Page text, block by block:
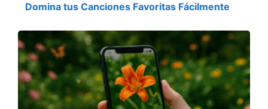
Domina tus Canciones Favoritas Fácilmente